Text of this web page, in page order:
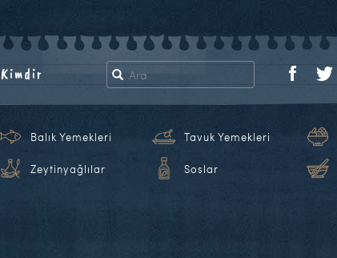
Kimdir
Balık Yemekleri Tavuk Yemekleri
Zeytinyağlılar Soslar